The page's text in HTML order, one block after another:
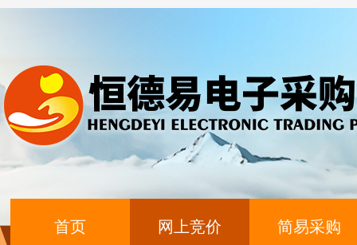
首页 网上竞价 简易采购